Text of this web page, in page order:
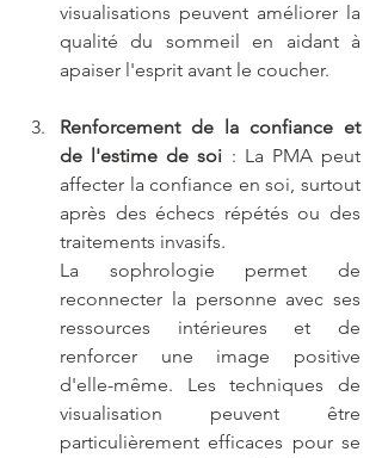
visualisations peuvent améliorer la
qualité du sommeil en aidant à
apaiser l'esprit avant le coucher.
Renforcement de la confiance et
de l'estime de soi : La PMA peut
affecter la confiance en soi, surtout
après des échecs répétés ou des
traitements invasifs.
La sophrologie permet de
reconnecter la personne avec ses
ressources intérieures et de
renforcer une image positive
d'elle-même. Les techniques de
visualisation peuvent être
particulièrement efficaces pour se